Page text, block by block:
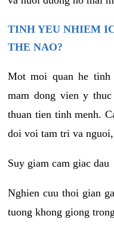
TINH YEU NHIEM
THE NAO?
Mot moi quan he
mam dong vien y
thuan tien tinh menh.
doi voi tam tri va
Suy giam cam giac dau
Nghien cuu thoi gian
tuong khong giong